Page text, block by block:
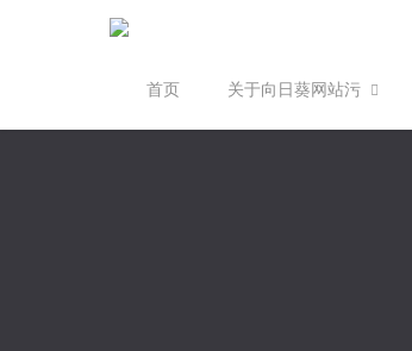
首页 关于向日葵网站污